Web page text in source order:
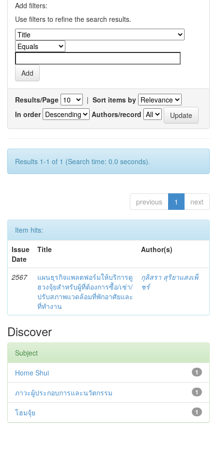
Add filters:
Use filters to refine the search results.
Results/Page | Sort items by
In order
Authors/record
Results 1-1 of 1 (Search time: 0.0 seconds).
previous 1 next
Item hits:
Issue
Date
Title Author(s)
2567
แผนธุรกิจแพลตฟอร์มให้บริการดู
ฮวงจุ้ยสำหรับผู้ที่ต้องการซื้อ/เช่า/
ปรับสภาพแวดล้อมที่พักอาศัยและ
ที่ทำงาน
กุลิสรา สุริยาแสงเพ็
ชร์
Discover
Subject
1
Home Shui
1
ภาวะผู้ประกอบการและนวัตกรรม
1
โฮมจุ้ย